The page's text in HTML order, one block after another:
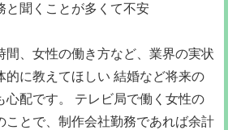
と聞くことが多くて不安
間、女性の働き方など、業界の実状
的に教えてほしい 結婚など将来の
心配です。 テレビ局で働く女性の
ことで、制作会社勤務であれば余計